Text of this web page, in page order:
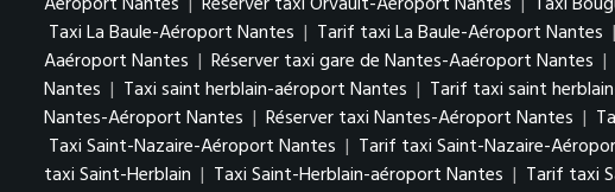
Taxi La Baule-Aéroport Nantes | Tarif taxi La Baule-Aéroport Nantes |
Aaéroport Nantes | Réserver taxi gare de Nantes-Aaéroport Nantes |
Nantes | Taxi saint herblain-aéroport Nantes | Tarif taxi saint
Nantes-Aéroport Nantes | Réserver taxi Nantes-Aéroport Nantes |
Taxi Saint-Nazaire-Aéroport Nantes | Tarif taxi Saint-Nazaire-
taxi Saint-Herblain | Taxi Saint-Herblain-aéroport Nantes | Tarif taxi